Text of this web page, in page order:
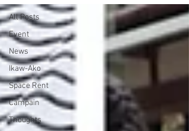
All Posts
Event
News
Ikaw-Ako
Space Rent
Campain
Thoughts